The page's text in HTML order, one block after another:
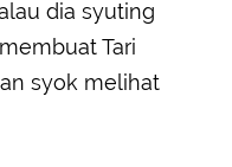
dia syuting
Tari
syok melihat